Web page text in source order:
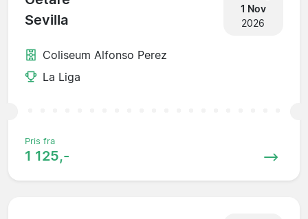
Sevilla
1 Nov
2026
Coliseum Alfonso Perez
La Liga
Pris fra
1 125,-